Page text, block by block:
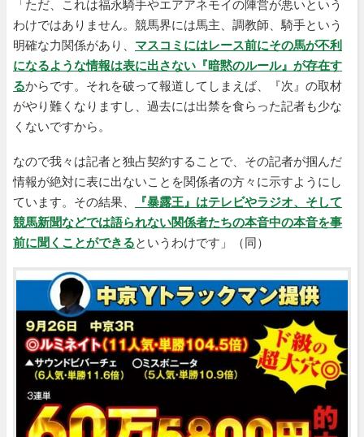
「ただ、これは福永騎手やエアアネモイの陣営が悪いという
わけではありません。競馬界には馬主、調教師、騎手という
明確な力関係があり、 マスコミにはレース前にその馬が不利
になるような情報は表に出さない『暗黙のルール』が存在す
るからです。それを破って報道してしまえば、『次』の取材
がやり難くなりますし、過去には出禁を食らった記者も少な
くないですから。
なので我々は記者と独占契約することで、その記者が掴んだ
情報が絶対に表に出ないことを関係者の方々に示すようにし
ています。その結果、
『暴露王』はテレビやラジオ、そして
競馬新聞などでは語られない関係者たちの本音中の本音を事
前に聞くことができるというわけです」（同）